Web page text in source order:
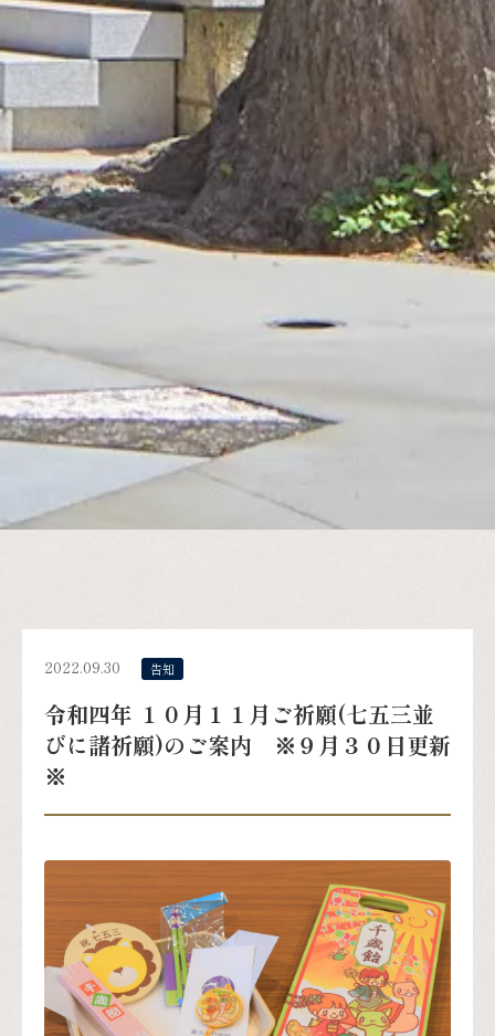
2022.09.30 告知
令和四年 １０月１１月ご祈願(七五三並
びに諸祈願)のご案内 ※９月３０日更新
※